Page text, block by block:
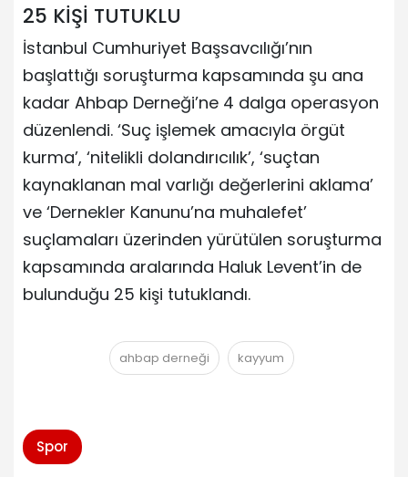
25 KİŞİ TUTUKLU
İstanbul Cumhuriyet Başsavcılığı’nın
başlattığı soruşturma kapsamında şu ana
kadar Ahbap Derneği’ne 4 dalga operasyon
düzenlendi. ‘Suç işlemek amacıyla örgüt
kurma’, ‘nitelikli dolandırıcılık’, ‘suçtan
kaynaklanan mal varlığı değerlerini aklama’
ve ‘Dernekler Kanunu’na muhalefet’
suçlamaları üzerinden yürütülen soruşturma
kapsamında aralarında Haluk Levent’in de
bulunduğu 25 kişi tutuklandı.
ahbap derneği kayyum
Spor